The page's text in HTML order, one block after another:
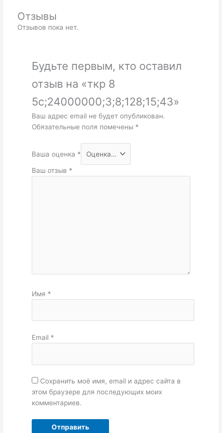
Отзывы
Отзывов пока нет.
Будьте первым, кто оставил
отзыв на «ткр 8
5с;24000000;3;8;128;15;43»
Ваш адрес email не будет опубликован.
Обязательные поля помечены *
Ваша оценка *
Ваш отзыв *
Имя *
Email *
Сохранить моё имя, email и адрес сайта в
этом браузере для последующих моих
комментариев.